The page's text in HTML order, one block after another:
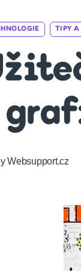
TIPY A
Websupport.cz